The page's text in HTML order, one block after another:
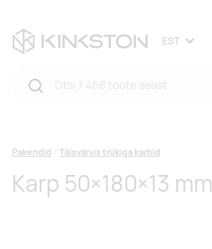
EST
Pakendid Täisvärvis trükiga karbid
Karp 50×180×13 mm